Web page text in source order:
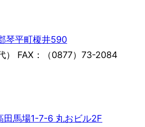
琴平町榎井590
） FAX：（0877）73-2084
馬場1-7-6 丸おビル2F